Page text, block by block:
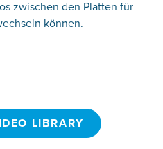
zwischen den Platten für
können.
LIBRARY